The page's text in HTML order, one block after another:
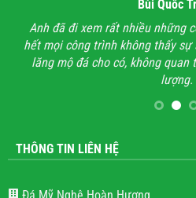
Bùi Quốc
Anh đã đi xem rất nhiều những
hết mọi công trình không thấy
lăng mộ đá cho có, không
lượng.
THÔNG TIN LIÊN HỆ